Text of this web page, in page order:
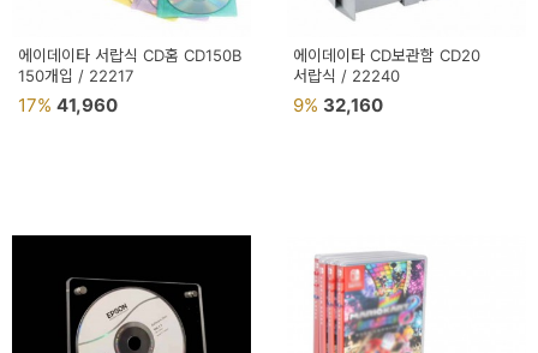
에이데이타 서랍식 CD홈 CD150B
150개입 / 22217
17% 41,960
에이데이타 CD보관함 CD20
서랍식 / 22240
9% 32,160